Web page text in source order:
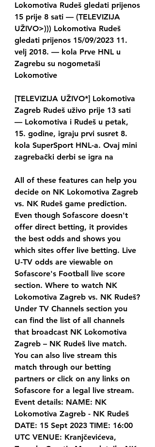
Lokomotiva Rudeš gledati prijenos
15 prije 8 sati — (TELEVIZIJA
UŽIVO>))) Lokomotiva Rudeš
gledati prijenos 15/09/2023 11.
velj 2018. — kola Prve HNL u
Zagrebu su nogometaši
Lokomotive
[TELEVIZIJA UŽIVO*] Lokomotiva
Zagreb Rudeš uživo prije 13 sati
— Lokomotiva i Rudeš u petak,
15. godine, igraju prvi susret 8.
kola SuperSport HNL-a. Ovaj mini
zagrebački derbi se igra na
All of these features can help you
decide on NK Lokomotiva Zagreb
vs. NK Rudeš game prediction.
Even though Sofascore doesn't
offer direct betting, it provides
the best odds and shows you
which sites offer live betting. Live
U-TV odds are viewable on
Sofascore's Football live score
section. Where to watch NK
Lokomotiva Zagreb vs. NK Rudeš?
Under TV Channels section you
can find the list of all channels
that broadcast NK Lokomotiva
Zagreb – NK Rudeš live match.
You can also live stream this
match through our betting
partners or click on any links on
Sofascore for a legal live stream.
Event details: NAME: NK
Lokomotiva Zagreb - NK Rudeš
DATE: 15 Sept 2023 TIME: 16:00
UTC VENUE: Kranjčevićeva,